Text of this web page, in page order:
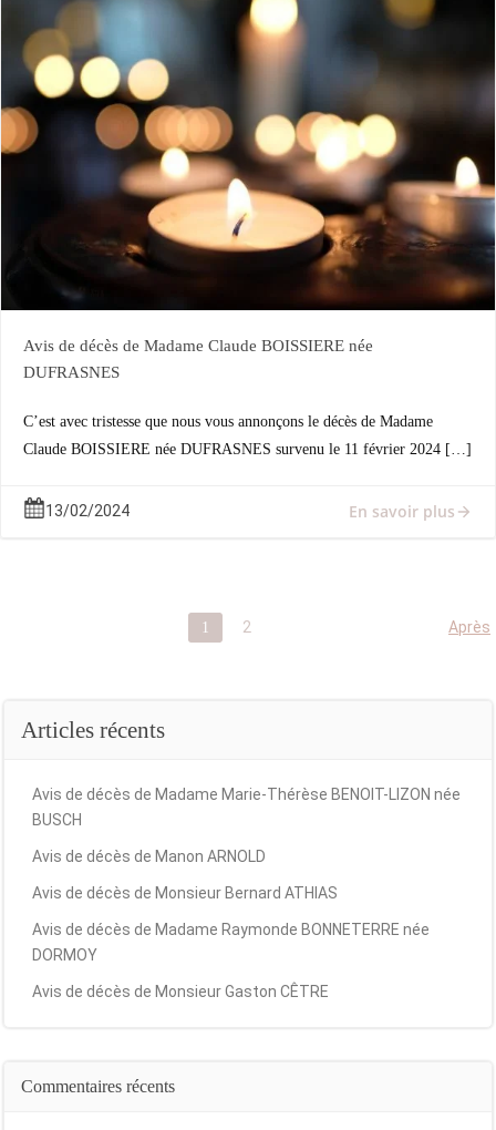
Avis de décès de Madame Claude BOISSIERE née
DUFRASNES
C’est avec tristesse que nous vous annonçons le décès de Madame
Claude BOISSIERE née DUFRASNES survenu le 11 février 2024 […]
13/02/2024 En savoir plus
Page
1 Page
2 Après
Articles récents
Avis de décès de Madame Marie-Thérèse BENOIT-LIZON née
BUSCH
Avis de décès de Manon ARNOLD
Avis de décès de Monsieur Bernard ATHIAS
Avis de décès de Madame Raymonde BONNETERRE née
DORMOY
Avis de décès de Monsieur Gaston CÊTRE
Commentaires récents